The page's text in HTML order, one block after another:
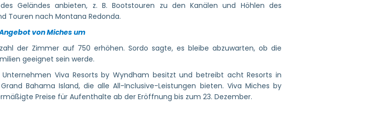
Geländes anbieten, z. B. Bootstouren zu den Kanälen und Höhlen des
Touren nach Montana Redonda.
von Miches um
der Zimmer auf 750 erhöhen. Sordo sagte, es bleibe abzuwarten, ob die
geeignet sein werde.
Unternehmen Viva Resorts by Wyndham besitzt und betreibt acht Resorts in
Bahama Island, die alle All-Inclusive-Leistungen bieten. Viva Miches by
Preise für Aufenthalte ab der Eröffnung bis zum 23. Dezember.